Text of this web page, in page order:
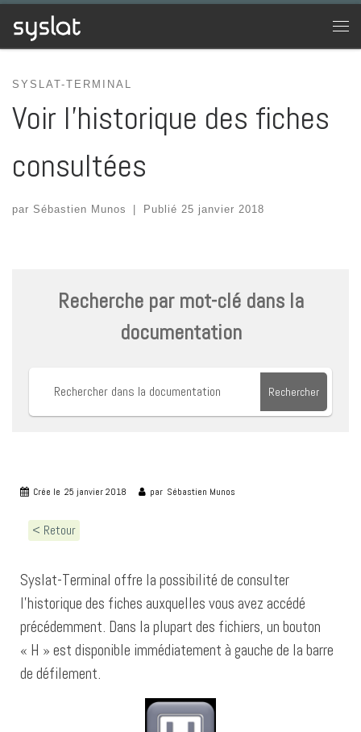
Passer au contenu
SYSLAT-TERMINAL
Voir l’historique des fiches
consultées
par Sébastien Munos Publié 25 janvier 2018
Recherche par mot-clé dans la
documentation
Rechercher
Crée le 25 janvier 2018 par Sébastien Munos
< Retour
Syslat-Terminal offre la possibilité de consulter
l’historique des fiches auxquelles vous avez accédé
précédemment. Dans la plupart des fichiers, un bouton
« H » est disponible immédiatement à gauche de la barre
de défilement.